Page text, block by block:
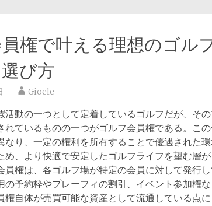
権で叶える理想のゴル
び方
Gioele
活動の一つとして定着しているゴルフだが、そ
れているものの一つがゴルフ会員権である。 こ
なり、一定の権利を所有することで優遇された
め、より快適で安定したゴルフライフを望む層
員権は、各ゴルフ場が特定の会員に対して発行
の予約枠やプレーフィの割引、イベント参加権
権自体が売買可能な資産として流通している点に